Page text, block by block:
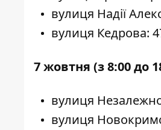
вулиця Надії
вулиця Кедрова:
7 жовтня (з 8:00 до
вулиця
вулиця